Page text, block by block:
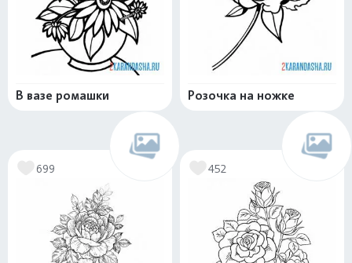
В вазе ромашки Розочка на ножке
699 452